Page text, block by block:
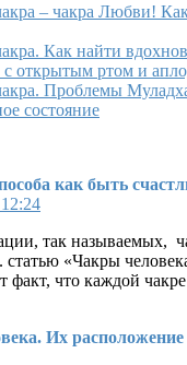
– чакра Любви!
Как найти
с открытым ртом и
Проблемы
состояние
как быть
так называемых,
статью «Чакры
факт, что каждой
Их расположение